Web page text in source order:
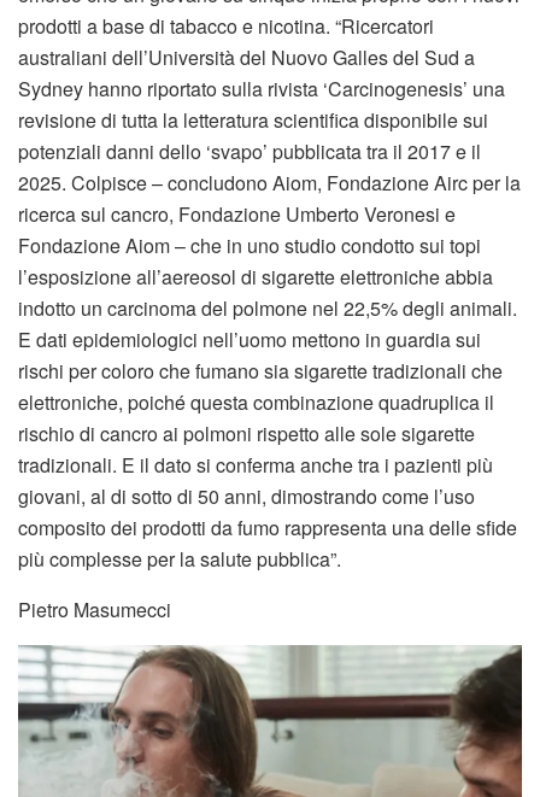
prodotti a base di tabacco e nicotina. “Ricercatori
australiani dell’Università del Nuovo Galles del Sud a
Sydney hanno riportato sulla rivista ‘Carcinogenesis’ una
revisione di tutta la letteratura scientifica disponibile sui
potenziali danni dello ‘svapo’ pubblicata tra il 2017 e il
2025. Colpisce – concludono Aiom, Fondazione Airc per la
ricerca sul cancro, Fondazione Umberto Veronesi e
Fondazione Aiom – che in uno studio condotto sui topi
l’esposizione all’aereosol di sigarette elettroniche abbia
indotto un carcinoma del polmone nel 22,5% degli animali.
E dati epidemiologici nell’uomo mettono in guardia sui
rischi per coloro che fumano sia sigarette tradizionali che
elettroniche, poiché questa combinazione quadruplica il
rischio di cancro ai polmoni rispetto alle sole sigarette
tradizionali. E il dato si conferma anche tra i pazienti più
giovani, al di sotto di 50 anni, dimostrando come l’uso
composito dei prodotti da fumo rappresenta una delle sfide
più complesse per la salute pubblica”.
Pietro Masumecci